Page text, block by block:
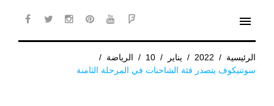
menu
الرئيسية /
2022
/ يناير /
10
/ الرياضة /
سوتنيكوف يتصدر فئة الشاحنات في المرحلة الثامنة